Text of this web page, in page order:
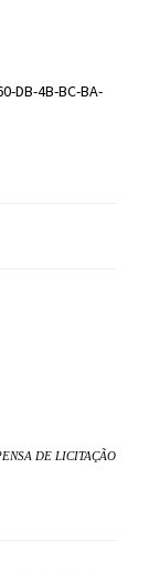
DB-4B-BC-BA-
DE LICITAÇÃO